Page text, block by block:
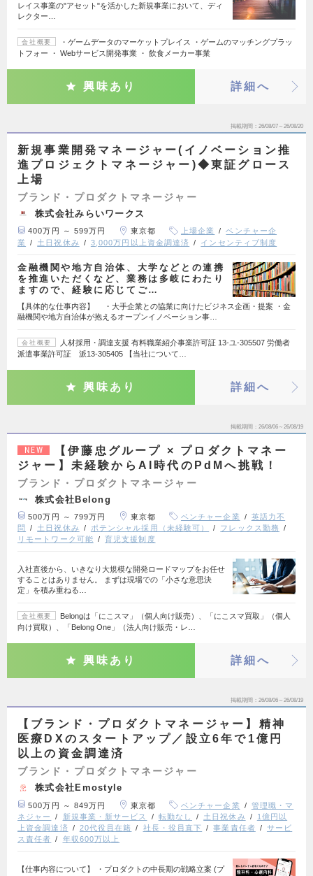
レイス事業の"アセット"を活かした新規事業において、ディ
レクター…
会社概要
・ゲームデータのマーケットプレイス ・ゲームのマッチングプラッ
トフォー ・ Webサービス開発事業 ・ 飲食メーカー事業
興味あり 詳細へ
掲載期間 26/08/07～26/08/20
新規事業開発マネージャー(イノベーション推
進プロジェクトマネージャー)◆東証グロース
上場
ブランド・プロダクトマネージャー
株式会社みらいワークス
400万円 ～ 599万円 東京都 上場企業
ベンチャー企
業
土日祝休み 3,000万円以上資金調達済 インセンティブ制度
金融機関や地方自治体、大学などとの連携
を推進いただくなど、業務は多岐にわたり
ますので、経験に応じてご…
【具体的な仕事内容】 ・大手企業との協業に向けたビジネス企画・提案 ・金
融機関や地方自治体が抱えるオープンイノベーション事…
会社概要
人材採用・調達支援 有料職業紹介事業許可証 13-ユ-305507 労働者
派遣事業許可証 派13-305405 【当社について…
興味あり 詳細へ
掲載期間 26/08/06～26/08/19
NEW
【伊藤忠グループ × プロダクトマネー
ジャー】未経験からAI時代のPdMへ挑戦！
ブランド・プロダクトマネージャー
株式会社Belong
500万円 ～ 799万円 東京都 ベンチャー企業
英語力不
問
土日祝休み ポテンシャル採用（未経験可）
フレックス勤務
リモートワーク可能
育児支援制度
入社直後から、いきなり大規模な開発ロードマップをお任せ
することはありません。 まずは現場での「小さな意思決
定」を積み重ねる…
会社概要
Belongは「にこスマ」（個人向け販売）、「にこスマ買取」（個人
向け買取）、「Belong One」（法人向け販売・レ…
興味あり 詳細へ
掲載期間 26/08/06～26/08/19
【ブランド・プロダクトマネージャー】精神
医療DXのスタートアップ／設立6年で1億円
以上の資金調達済
ブランド・プロダクトマネージャー
株式会社Emostyle
500万円 ～ 849万円 東京都 ベンチャー企業
管理職・マ
ネジャー
新規事業・新サービス 転勤なし 土日祝休み
1億円以
上資金調達済
20代役員在籍 社長・役員直下 事業責任者
サービ
ス責任者
年収600万以上
【仕事内容について】 ・プロダクトの中長期の戦略立案 (プ